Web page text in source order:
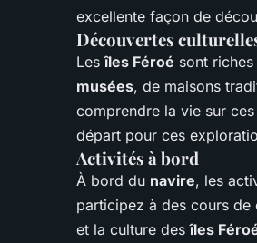
excellente façon de
Découvertes
Lesîles Féroé sont riches
musées, de maisons
comprendre la vie sur ces
départ pour ces
Activités à bord
À bord du navire, les
participez à des cours de
et la culture desîles